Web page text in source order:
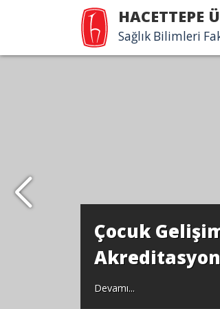
HACETTEPE
Sağlık Bilimleri
Çocuk
Devamı...